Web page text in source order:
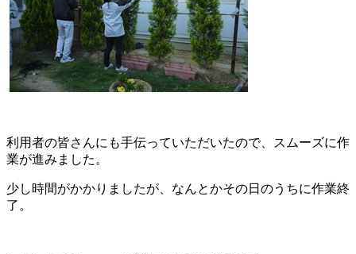
利用者の皆さんにも手伝っていただいたので、スムーズに作
業が進みました。
少し時間がかかりましたが、なんとかその日のうちに作業終
了。